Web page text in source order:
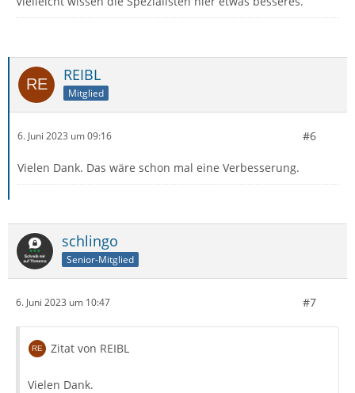
REIBL
Mitglied
6. Juni 2023 um 09:16 #6
Vielen Dank. Das wäre schon mal eine Verbesserung.
schlingo
Senior-Mitglied
6. Juni 2023 um 10:47 #7
Zitat von REIBL
Vielen Dank.